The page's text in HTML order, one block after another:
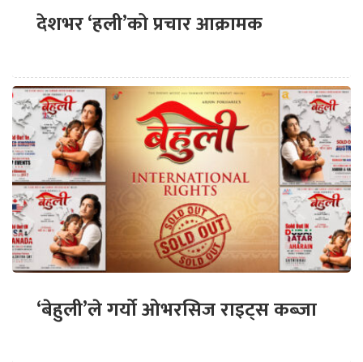
देशभर ‘हली’को प्रचार आक्रामक
‘बेहुली’ले गर्यो ओभरसिज राइट्स कब्जा